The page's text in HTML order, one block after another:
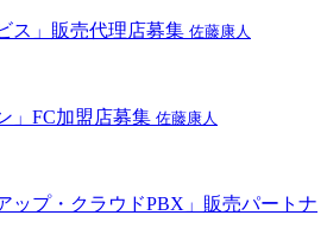
ス」販売代理店募集 佐藤康人
」FC加盟店募集 佐藤康人
ップ・クラウドPBX」販売パートナ